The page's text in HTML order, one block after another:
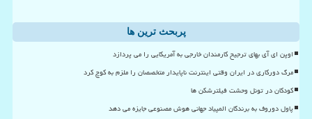
پربحث ترین ها
اوپن ای آی بهای ترجیح کارمندان خارجی به آمریکایی را می پردازد
مرگ دورکاری در ایران وقتی اینترنت ناپایدار متخصصان را ملزم به کوچ کرد
کودکان در تونل وحشت فیلترشکن ها
پاول دوروف به برندگان المپیاد جهانی هوش مصنوعی جایزه می دهد